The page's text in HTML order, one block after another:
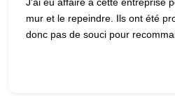
mur et le repeindre. Ils ont été
donc pas de souci pour